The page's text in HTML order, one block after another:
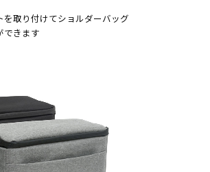
を取り付けてショルダーバッグ
できます